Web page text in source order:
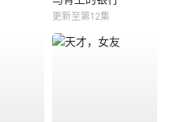
更新至第12集